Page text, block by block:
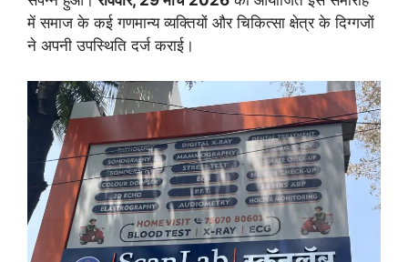
में समाज के कई गणमान्य व्यक्तियों और चिकित्सा क्षेत्र के दिग्गजों
ने अपनी उपस्थिति दर्ज कराई।